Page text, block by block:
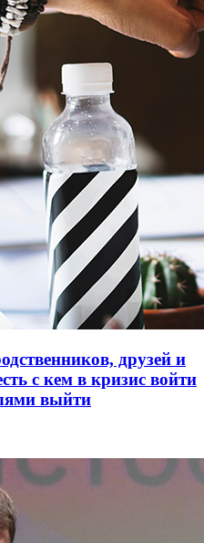
друзей и
с кем в кризис войти
выйти